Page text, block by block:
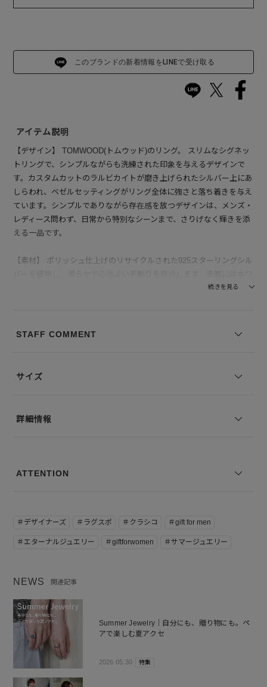
このブランドの新着情報をLINEで受け取る
アイテム説明
【デザイン】 TOMWOOD(トムウッド)のリング。 スリムなシグネッ
トリングで、シンプルながらも洗練された印象を与えるデザインで
す。カスタムカットのラルビカイトが磨き上げられたシルバー上にあ
しらわれ、ベゼルセッティングがリング全体に強さと落ち着きを与え
ています。シンプルでありながら存在感を放つデザインは、メンズ・
レディース問わず、日常から特別なシーンまで、さりげなく輝きを添
える一品です。
【素材】 ポリッシュ仕上げのリサイクルされた925スターリングシル
イトロジウムプレーティングを施すことで、強化されて変色を防ぎ、
けとなります。あらかじめご了承ください。
続きを見る
STAFF COMMENT
サイズ
詳細情報
ATTENTION
＃デザイナーズ ＃ラグスポ ＃クラシコ ＃gift for men
＃エターナルジュエリー ＃giftforwomen ＃サマージュエリー
NEWS 関連記事
Summer Jewelry｜自分にも、贈り物にも。ペ
アで楽しむ夏アクセ
2026.05.30 特集